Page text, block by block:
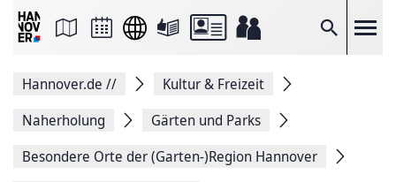
Suche
Seite
Facebook
teilen
Seitenlink
Hannover.de //
Kultur & Freizeit
Naherholung
Gärten und Parks
Besondere Orte der (Garten-)Region Hannover